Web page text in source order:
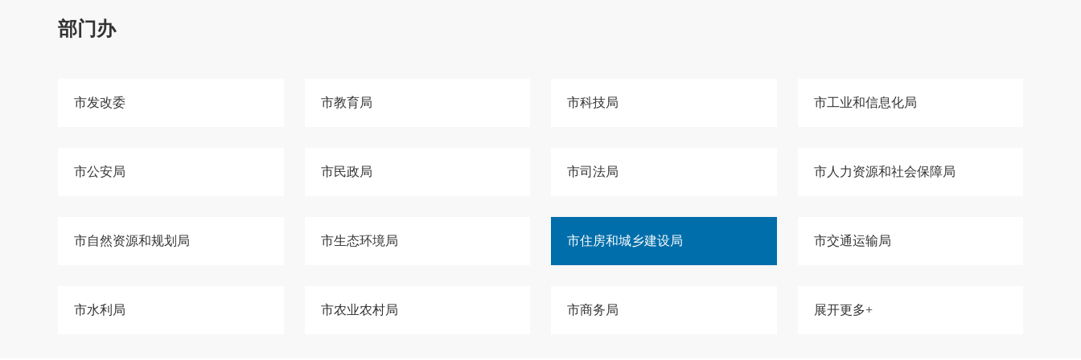
部门办
市发改委 市教育局 市科技局 市工业和信息化局
市公安局 市民政局 市司法局 市人力资源和社会保障局
市自然资源和规划局 市生态环境局 市住房和城乡建设局 市交通运输局
市水利局 市农业农村局 市商务局 展开更多+